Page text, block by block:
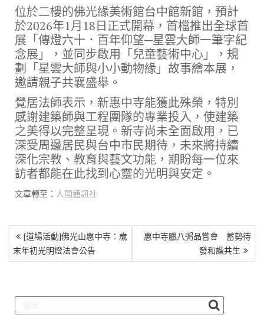
位於二樓的佛光緣美術館台中館新館，預計
於2026年1月18日正式開幕，首檔推出全球首
展「傳燈六十．百年仰望─星雲大師一筆字紀
念展」，並同步啟用「兒童藝術中心」，規
劃「星雲大師與小小動物緣」故事繪本展，
邀請親子共襄盛舉。
覺居法師表示，新惠中寺能獲此殊榮，特別
感謝建築師與工程團隊的專業投入，使建築
之美得以完整呈現。新寺尚未全面啟用，已
深受周邊居民與台中市民期待，未來將持續
深化宗教、教育與藝文功能，期盼每一位來
訪者都能在此找到心靈的光明與安定。
文章轉至： 人間通訊社
文
章
導
[道場活動]佛光山惠中寺：歲
末年初光明燈法會公告
惠中寺臘八粥品嘗會 蓄勢待
發和諧共生